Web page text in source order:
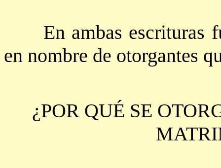
En ambas escrituras
en nombre de otorgantes
¿POR QUÉ SE